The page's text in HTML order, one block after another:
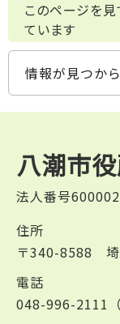
このページを
ています
情報が見つか
八潮市
法人番号
住所
〒340-8588 埼
電話
048-996-2111（